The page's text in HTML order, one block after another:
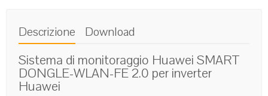
Descrizione Download
Sistema di monitoraggio Huawei SMART
DONGLE-WLAN-FE 2.0 per inverter
Huawei